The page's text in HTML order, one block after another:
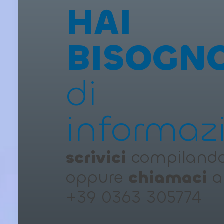
HAI
di
scrivici
oppure chiamaci
+39 0363 305774